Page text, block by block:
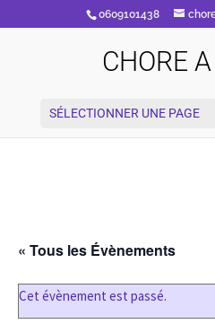
0609101438
CHORE
SÉLECTIONNER UNE PAGE
« Tous les Évènements
Cet évènement est passé.